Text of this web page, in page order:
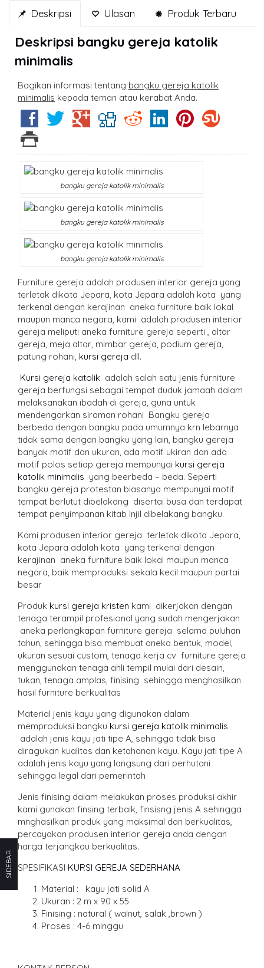
Deskripsi Ulasan Produk Terbaru
Deskripsi bangku gereja katolik
minimalis
Bagikan informasi tentang bangku gereja katolik
minimalis kepada teman atau kerabat Anda.
bangku gereja katolik minimalis
bangku gereja katolik minimalis
bangku gereja katolik minimalis
Furniture gereja adalah produsen interior gereja yang
terletak dikota Jepara, kota Jepara adalah kota yang
terkenal dengan kerajinan aneka furniture baik lokal
maupun manca negara, kami adalah produsen interior
gereja meliputi aneka furniture gereja seperti , altar
gereja, meja altar, mimbar gereja, podium gereja,
patung rohani, kursi gereja dll.
Kursi gereja katolik adalah salah satu jenis furniture
gereja berfungsi sebagai tempat duduk jamaah dalam
melaksanakan ibadah di gereja, guna untuk
mendengarkan siraman rohani Bangku gereja
berbeda dengan bangku pada umumnya krn lebarnya
tidak sama dengan bangku yang lain, bangku gereja
banyak motif dan ukuran, ada motif ukiran dan ada
motif polos setiap gereja mempunyai kursi gereja
katolik minimalis yang beerbeda – beda. Seperti
bangku gereja protestan biasanya mempunyai motif
tempat berlutut dibelakang disertai busa dan terdapat
tempat penyimpanan kitab Injil dibelakang bangku.
Kami produsen interior gereja terletak dikota Jepara,
kota Jepara adalah kota yang terkenal dengan
kerajinan aneka furniture baik lokal maupun manca
negara, baik memproduksi sekala kecil maupun partai
besar
Produk kursi gereja kristen kami dikerjakan dengan
tenaga terampil profesional yang sudah mengerjakan
aneka perlangkapan furniture gereja selama puluhan
tahun, sehingga bisa membuat aneka bentuk, model,
ukuran sesuai custom, tenaga kerja cv furniture gereja
menggunakan tenaga ahli tempil mulai dari desain,
tukan, tenaga amplas, finising sehingga menghasilkan
hasil furniture berkualitas
Material jenis kayu yang digunakan dalam
memproduksi bangku kursi gereja katolik minimalis
adalah jenis kayu jati tipe A, sehingga tidak bisa
diragukan kualitas dan ketahanan kayu. Kayu jati tipe A
adalah jenis kayu yang langsung dari perhutani
sehingga legal dari pemerintah
Jenis finising dalam melakukan proses produksi akhir
kami gunakan finsing terbaik, finsisng jenis A sehingga
mnghasilkan produk yang maksimal dan berkualitas,
percayakan produsen interior gereja anda dengan
harga terjangkau berkualitas.
SPESIFIKASI KURSI GEREJA SEDERHANA
Material : kayu jati solid A
Ukuran : 2 m x 90 x 55
Finising : natural ( walnut, salak ,brown )
Proses : 4-6 minggu
SIDEBAR